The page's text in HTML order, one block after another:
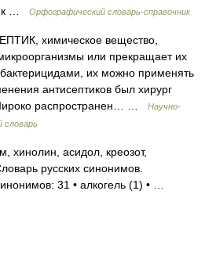
… Орфографический словарь-справочник
химическое вещество,
или прекращает их
их можно применять
антисептиков был хирург
распространен… …
Научно-
словарь
хинолин, асидол, креозот,
русских синонимов.
31 • алкогель (1) • …